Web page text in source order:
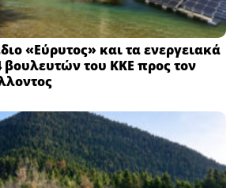
«Εύρυτος» και τα ενεργειακά
βουλευτών του ΚΚΕ προς τον